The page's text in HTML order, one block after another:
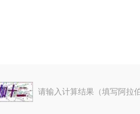
请输入计算结果（填写阿拉